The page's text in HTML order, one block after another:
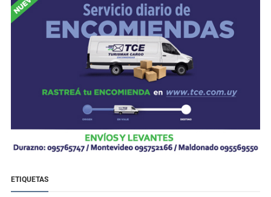
ETIQUETAS